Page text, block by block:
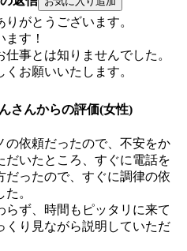
がとうございます。
す！
事とは知りませんでした。
お願いいたします。
さんからの評価(女性)
の依頼だったので、不安をか
いたところ、すぐに電話を
だったので、すぐに調律の依
。
ず、時間もピッタリに来て
くり見ながら説明していただ